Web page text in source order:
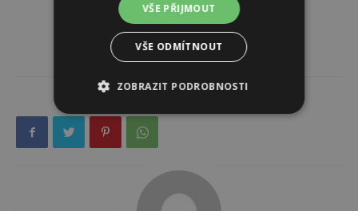
VŠE PŘIJMOUT
VŠE ODMÍTNOUT
ZOBRAZIT PODROBNOSTI